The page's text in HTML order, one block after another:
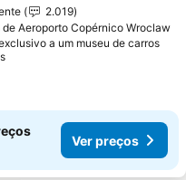
2.019
de Aeroporto Copérnico Wroclaw
a um museu de carros
Ver preços